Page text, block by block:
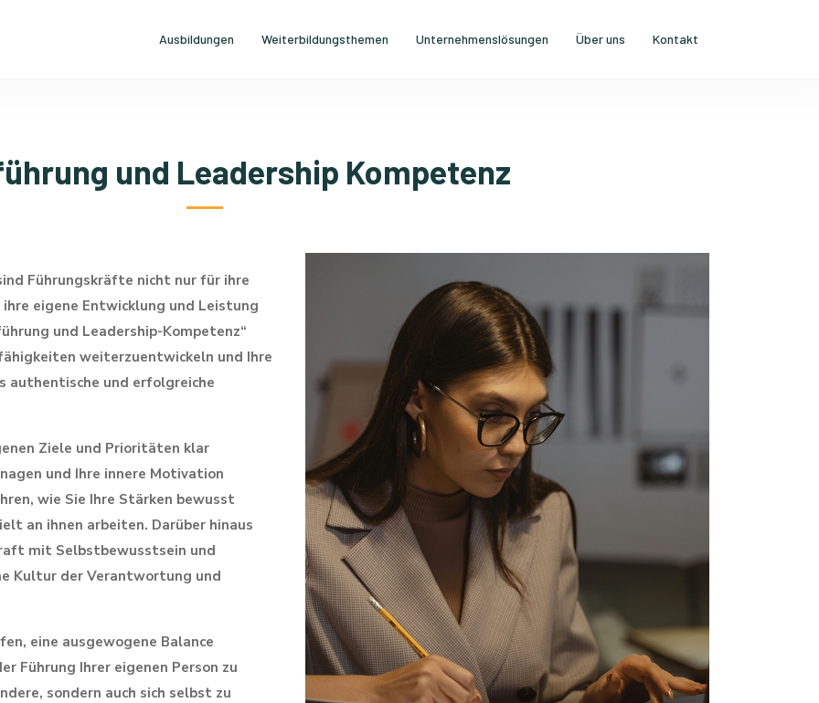
Ausbildungen Weiterbildungsthemen Unternehmenslösungen Über uns Kontakt
und Leadership Kompetenz
Führungskräfte nicht nur für ihre
eigene Entwicklung und Leistung
und Leadership-Kompetenz“
weiterzuentwickeln und Ihre
authentische und erfolgreiche
Ziele und Prioritäten klar
und Ihre innere Motivation
wie Sie Ihre Stärken bewusst
an ihnen arbeiten. Darüber hinaus
mit Selbstbewusstsein und
Kultur der Verantwortung und
eine ausgewogene Balance
Führung Ihrer eigenen Person zu
sondern auch sich selbst zu